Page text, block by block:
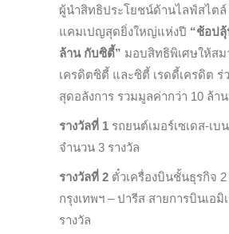
ผู้นำสิทธิประโยชน์ด้านไลฟ์สไตล์
แคมเปญสุดยิ่งใหญ่แห่งปี “ช้อป
ล้าน กับซิตี้” มอบสิทธิพิเศษให้ส
เครดิตซิตี้ และซิตี้ เรดดี้เครดิต ร่
สุดอลังการ รวมมูลค่ากว่า 10 ล้า
รางวัลที่ 1 รถยนต์เมอร์เซเดส-เบ
จำนวน 3 รางวัล
รางวัลที่ 2 ตั๋วเครื่องบินชั้นธุรกิจ
กรุงเทพฯ – ปารีส สายการบินเอมิ
รางวัล